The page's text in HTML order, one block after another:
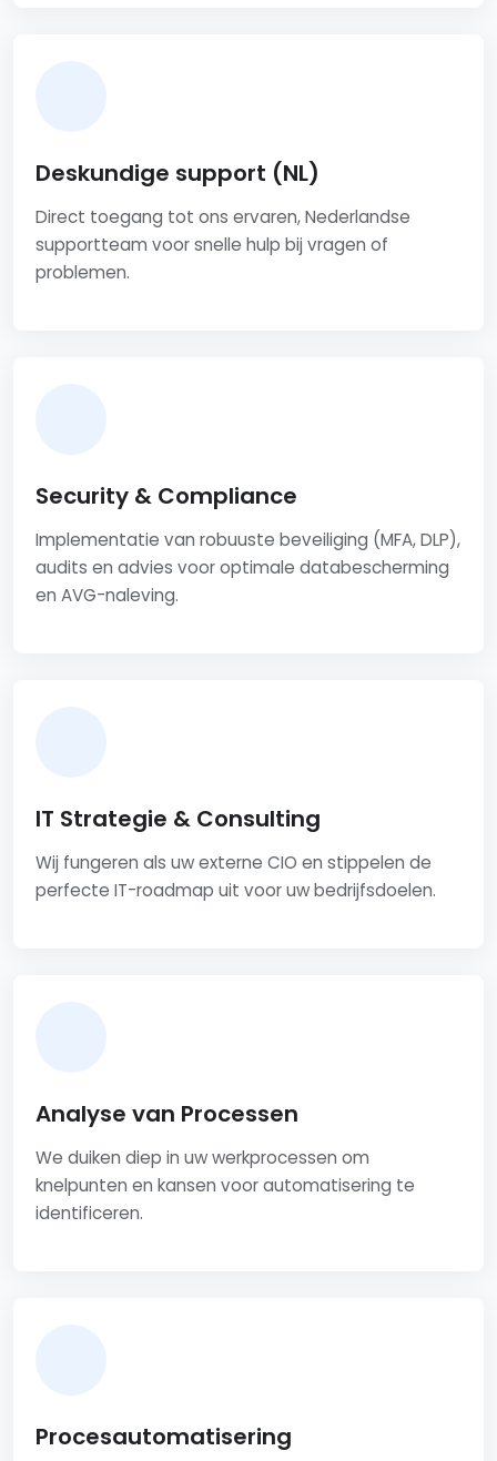
Deskundige support (NL)
Direct toegang tot ons ervaren, Nederlandse
supportteam voor snelle hulp bij vragen of
problemen.
Security & Compliance
Implementatie van robuuste beveiliging (MFA, DLP),
audits en advies voor optimale databescherming
en AVG-naleving.
IT Strategie & Consulting
Wij fungeren als uw externe CIO en stippelen de
perfecte IT-roadmap uit voor uw bedrijfsdoelen.
Analyse van Processen
We duiken diep in uw werkprocessen om
knelpunten en kansen voor automatisering te
identificeren.
Procesautomatisering